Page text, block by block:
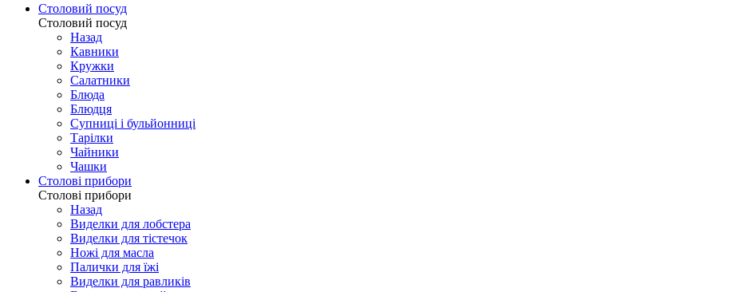
Столовий посуд
Столовий посуд
Назад
Кавники
Кружки
Салатники
Блюда
Блюдця
Супниці і бульйонниці
Тарілки
Чайники
Чашки
Столові прибори
Столові прибори
Назад
Виделки для лобстера
Виделки для тістечок
Ножі для масла
Палички для їжі
Виделки для равликів